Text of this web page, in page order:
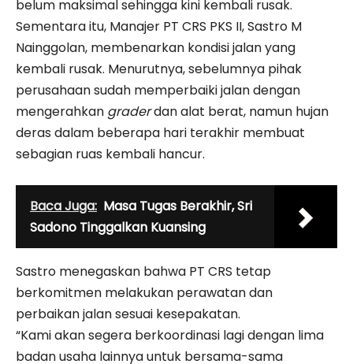
belum maksimal sehingga kini kembali rusak.
Sementara itu, Manajer PT CRS PKS II, Sastro M
Nainggolan, membenarkan kondisi jalan yang
kembali rusak. Menurutnya, sebelumnya pihak
perusahaan sudah memperbaiki jalan dengan
mengerahkan graderdan alat berat, namun hujan
deras dalam beberapa hari terakhir membuat
sebagian ruas kembali hancur.
Baca Juga: Masa Tugas Berakhir, Sri
Sadono Tinggalkan Kuansing
Sastro menegaskan bahwa PT CRS tetap
berkomitmen melakukan perawatan dan
perbaikan jalan sesuai kesepakatan.
“Kami akan segera berkoordinasi lagi dengan lima
badan usaha lainnya untuk bersama-sama